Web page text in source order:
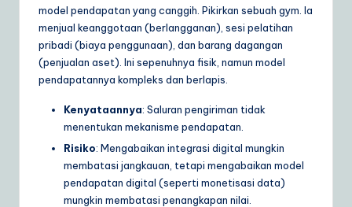
model pendapatan yang canggih. Pikirkan sebuah gym. Ia
menjual keanggotaan (berlangganan), sesi pelatihan
pribadi (biaya penggunaan), dan barang dagangan
(penjualan aset). Ini sepenuhnya fisik, namun model
pendapatannya kompleks dan berlapis.
Kenyataannya: Saluran pengiriman tidak
menentukan mekanisme pendapatan.
Risiko: Mengabaikan integrasi digital mungkin
membatasi jangkauan, tetapi mengabaikan model
pendapatan digital (seperti monetisasi data)
mungkin membatasi penangkapan nilai.